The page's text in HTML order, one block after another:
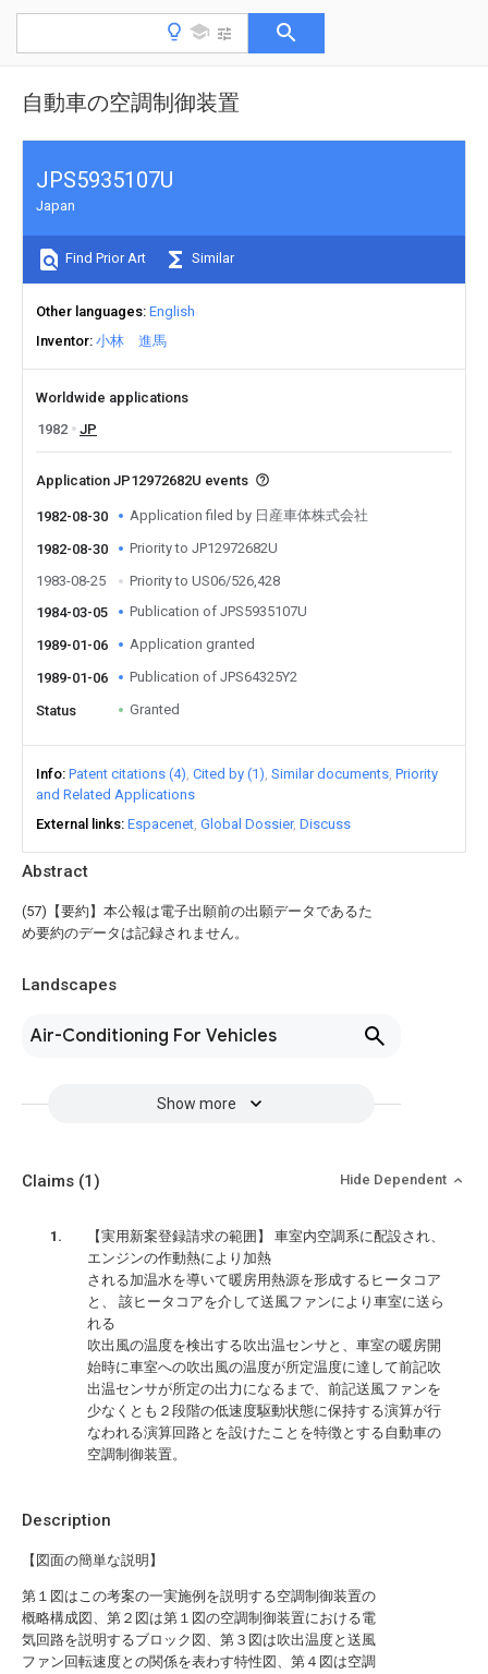
自動車の空調制御装置
Abstract
(57)【要約】本公報は電子出願前の出願データであるた
め要約のデータは記録されません。
Landscapes
Air-Conditioning For Vehicles
Show more
JPS5935107U
Japan
Find Prior Art Similar
Other languages English
Inventor 小林 進馬
Worldwide applications
1982
JP
Application JP12972682U events
1982-08-30 Application filed by 日産車体株式会社
1982-08-30
Priority to JP12972682U
1983-08-25
Priority to US06/526,428
1984-03-05
Publication of JPS5935107U
1989-01-06 Application granted
1989-01-06 Publication of JPS64325Y2
Status Granted
Info Patent citations (4) Cited by (1) Similar documents Priority
and Related Applications
External links Espacenet Global Dossier Discuss
Description
【図面の簡単な説明】
第１図はこの考案の一実施例を説明する空調制御装置の
概略構成図、第２図は第１図の空調制御装置における電
気回路を説明するブロック図、第３図は吹出温度と送風
ファン回転速度との関係を表わす特性図、第４図は空調
Claims (1) Hide Dependent
【実用新案登録請求の範囲】 車室内空調系に配設され、
エンジンの作動熱により加熱
される加温水を導いて暖房用熱源を形成するヒータコア
と、 該ヒータコアを介して送風ファンにより車室に送ら
れる
吹出風の温度を検出する吹出温センサと、車室の暖房開
始時に車室への吹出風の温度が所定温度に達して前記吹
出温センサが所定の出力になるまで、前記送風ファンを
少なくとも２段階の低速度駆動状態に保持する演算が行
なわれる演算回路とを設けたことを特徴とする自動車の
空調制御装置。